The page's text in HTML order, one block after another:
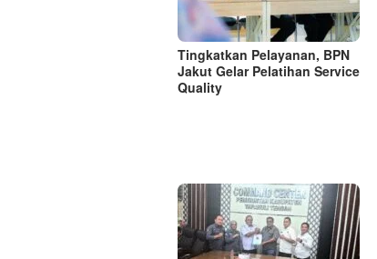
Tingkatkan Pelayanan, BPN
Jakut Gelar Pelatihan Service
Quality